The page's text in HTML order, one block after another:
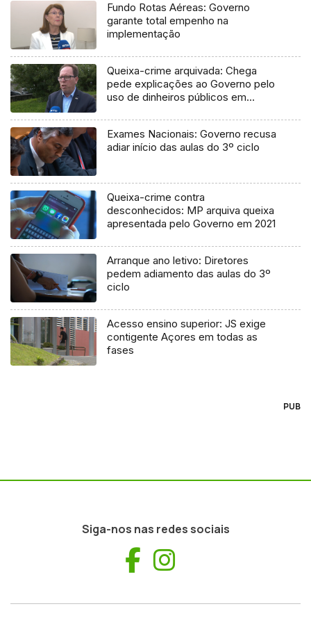
Fundo Rotas Aéreas: Governo
garante total empenho na
implementação
Queixa-crime arquivada: Chega
pede explicações ao Governo pelo
uso de dinheiros públicos em
Exames Nacionais: Governo recusa
adiar início das aulas do 3º ciclo
Queixa-crime contra
desconhecidos: MP arquiva queixa
apresentada pelo Governo em 2021
Arranque ano letivo: Diretores
pedem adiamento das aulas do 3º
ciclo
Acesso ensino superior: JS exige
contigente Açores em todas as
fases
PUB
Siga-nos nas redes sociais
Facebook